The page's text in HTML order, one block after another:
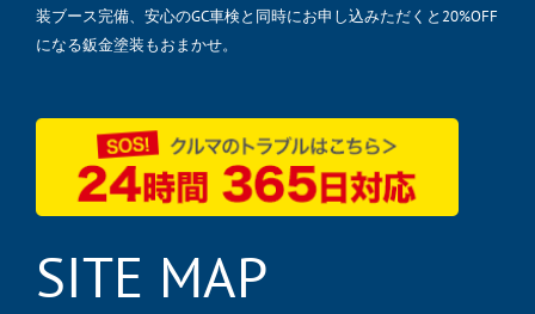
装ブース完備、安心のGC車検と同時にお申し込みただくと20%OFF
になる鈑金塗装もおまかせ。
SITE MAP